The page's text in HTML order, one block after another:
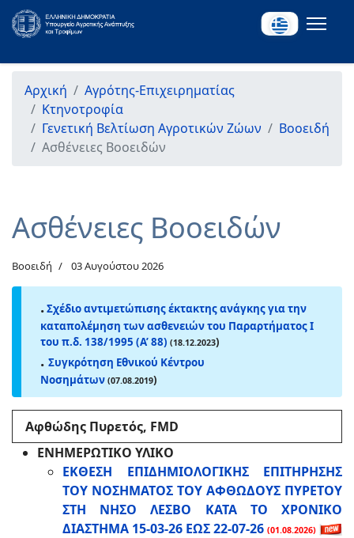
Αρχική
Αγρότης-Επιχειρηματίας
Κτηνοτροφία
Γενετική Βελτίωση Αγροτικών Ζώων
Βοοειδή
Ασθένειες Βοοειδών
Ασθένειες Βοοειδών
Βοοειδή 03 Αυγούστου 2026
.Σχέδιο αντιμετώπισης έκτακτης ανάγκης για την
καταπολέμηση των ασθενειών του Παραρτήματος I
του π.δ. 138/1995 (Α’ 88) (18.12.2023)
. Συγκρότηση Εθνικού Κέντρου
Νοσημάτων (07.08.2019)
Αφθώδης Πυρετός, FMD
ΕΝΗΜΕΡΩΤΙΚΟ ΥΛΙΚΟ
ΕΚΘΕΣΗ ΕΠΙΔΗΜΙΟΛΟΓΙΚΗΣ ΕΠΙΤΗΡΗΣΗΣ
ΤΟΥ ΝΟΣΗΜΑΤΟΣ ΤΟΥ ΑΦΘΩΔΟΥΣ ΠΥΡΕΤΟΥ
ΣΤΗ ΝΗΣΟ ΛΕΣΒΟ ΚΑΤΑ ΤΟ ΧΡΟΝΙΚΟ
ΔΙΑΣΤΗΜΑ 15-03-26 ΕΩΣ 22-07-26 (01.08.2026)